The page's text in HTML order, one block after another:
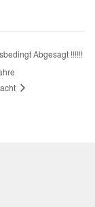
Abgesagt !!!!!!